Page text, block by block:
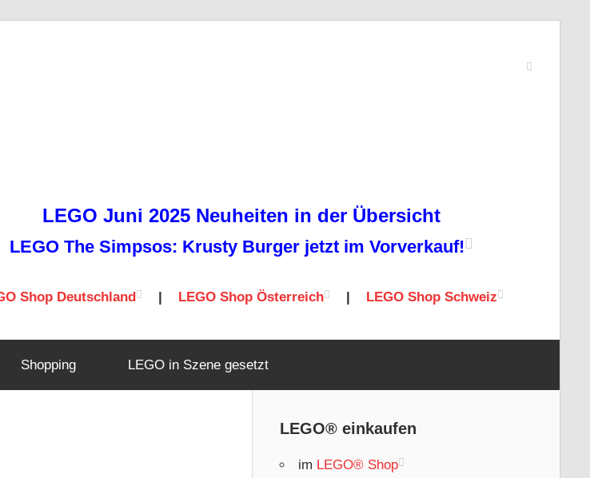
LEGO Juni 2025 Neuheiten in der Übersicht
LEGO The Simpsos: Krusty Burger jetzt im Vorverkauf!
Shop Deutschland LEGO Shop Österreich LEGO Shop Schweiz
Shopping LEGO in Szene gesetzt
LEGO® einkaufen
im LEGO® Shop